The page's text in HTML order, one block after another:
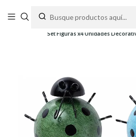
Set Figuras x4 Unidades